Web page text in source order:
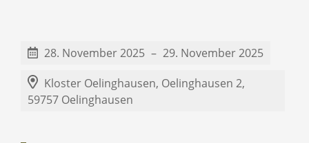
28. November 2025
29. November 2025
Kloster Oelinghausen, Oelinghausen 2,
59757 Oelinghausen